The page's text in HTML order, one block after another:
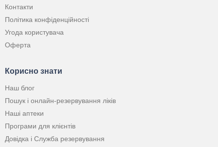
Контакти
Політика конфіденційності
Угода користувача
Оферта
Корисно знати
Наш блог
Пошук і онлайн-резервування ліків
Наші аптеки
Програми для клієнтів
Довідка і Служба резервування